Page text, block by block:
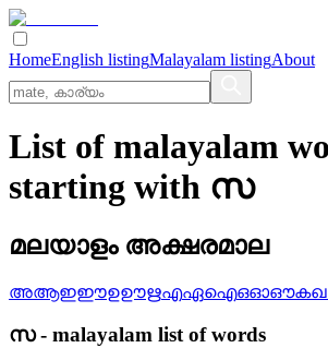
HomeEnglish listingMalayalam listingAbout
List of malayalam
starting with സ
മലയാളം അക്ഷരമാല
അആഇഈഉഊഋഎഏഐഒഓഔകഖ
സ- malayalam list of words